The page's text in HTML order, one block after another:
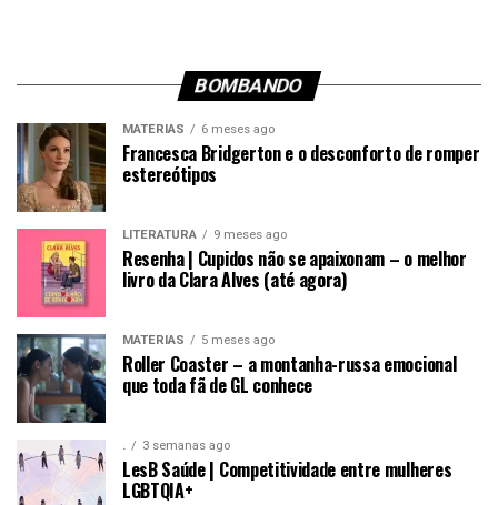
BOMBANDO
MATÉRIAS 6 meses ago
Francesca Bridgerton e o desconforto de romper
estereótipos
LITERATURA 9 meses ago
Resenha | Cupidos não se apaixonam – o melhor
livro da Clara Alves (até agora)
MATÉRIAS 5 meses ago
Roller Coaster – a montanha-russa emocional
que toda fã de GL conhece
. 3 semanas ago
LesB Saúde | Competitividade entre mulheres
LGBTQIA+